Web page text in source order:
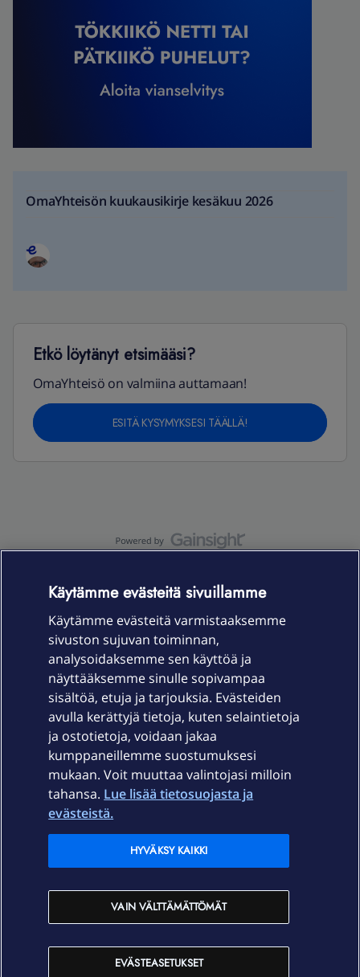
OmaYhteisön kuukausikirje kesäkuu 2026
Etkö löytänyt etsimääsi?
OmaYhteisö on valmiina auttamaan!
ESITÄ KYSYMYKSESI TÄÄLLÄ!
Laitteet & liittymät
Palvelut
Ajankohtaista
Elisa Oyj
In English
Käytämme evästeitä sivuillamme
Käytämme evästeitä varmistaaksemme
sivuston sujuvan toiminnan,
analysoidaksemme sen käyttöä ja
näyttääksemme sinulle sopivampaa
sisältöä, etuja ja tarjouksia. Evästeiden
avulla kerättyjä tietoja, kuten selaintietoja
ja ostotietoja, voidaan jakaa
kumppaneillemme suostumuksesi
mukaan. Voit muuttaa valintojasi milloin
tahansa. Lue lisää tietosuojasta ja
evästeistä.
EVÄSTEASETUKSET
VAIN VÄLTTÄMÄTTÖMÄT
HYVÄKSY KAIKKI